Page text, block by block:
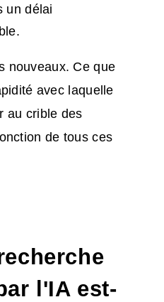
un délai
nouveaux. Ce que
avec laquelle
au crible des
de tous ces
l'IA est-